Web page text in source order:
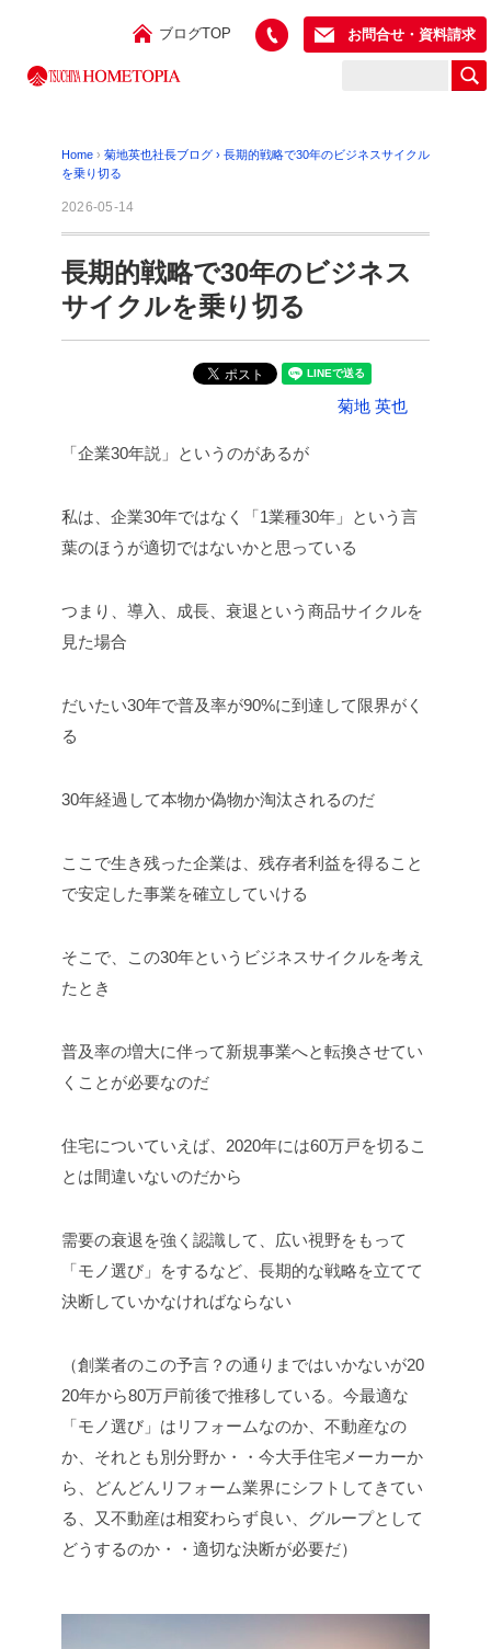
ブログTOP お問合せ・資料請求
Home › 菊地英也社長ブログ › 長期的戦略で30年のビジネスサイクル
を乗り切る
2026-05-14
長期的戦略で30年のビジネス
サイクルを乗り切る
菊地 英也
「企業30年説」というのがあるが
私は、企業30年ではなく「1業種30年」という言
葉のほうが適切ではないかと思っている
つまり、導入、成長、衰退という商品サイクルを
見た場合
だいたい30年で普及率が90%に到達して限界がく
る
30年経過して本物か偽物か淘汰されるのだ
ここで生き残った企業は、残存者利益を得ること
で安定した事業を確立していける
そこで、この30年というビジネスサイクルを考え
たとき
普及率の増大に伴って新規事業へと転換させてい
くことが必要なのだ
住宅についていえば、2020年には60万戸を切るこ
とは間違いないのだから
需要の衰退を強く認識して、広い視野をもって
「モノ選び」をするなど、長期的な戦略を立てて
決断していかなければならない
（創業者のこの予言？の通りまではいかないが20
20年から80万戸前後で推移している。今最適な
「モノ選び」はリフォームなのか、不動産なの
か、それとも別分野か・・今大手住宅メーカーか
ら、どんどんリフォーム業界にシフトしてきてい
る、又不動産は相変わらず良い、グループとして
どうするのか・・適切な決断が必要だ）